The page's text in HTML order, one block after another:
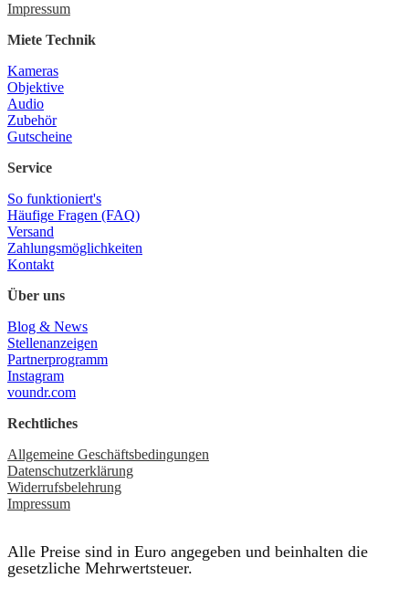
Impressum
Miete Technik
Kameras
Objektive
Audio
Zubehör
Gutscheine
Service
So funktioniert's
Häufige Fragen (FAQ)
Versand
Zahlungsmöglichkeiten
Kontakt
Über uns
Blog & News
Stellenanzeigen
Partnerprogramm
Instagram
voundr.com
Rechtliches
Allgemeine Geschäftsbedingungen
Datenschutzerklärung
Widerrufsbelehrung
Impressum
Alle Preise sind in Euro angegeben und beinhalten die
gesetzliche Mehrwertsteuer.